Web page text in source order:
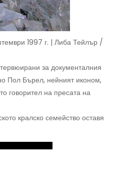
1997 г. | Либа Тейлър /
за документалния
Пол Бърел, нейният иконом,
говорител на пресата на
кралско семейство оставя